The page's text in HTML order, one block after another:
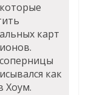
карт
как
Хоум.